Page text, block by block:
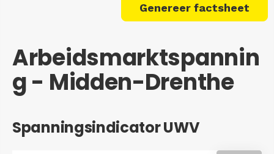
Genereer factsheet
Arbeidsmarktspannin
g - Midden-Drenthe
Spanningsindicator UWV